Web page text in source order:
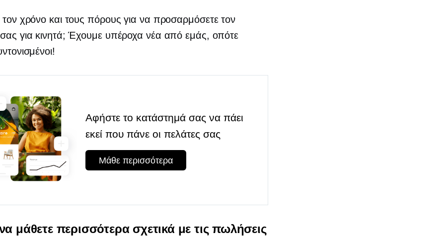
τον χρόνο και τους πόρους για να προσαρμόσετε τον
σας για κινητά; Έχουμε υπέροχα νέα από εμάς, οπότε
Αφήστε το κατάστημά σας να πάει
εκεί που πάνε οι πελάτες σας
Μάθε περισσότερα
μάθετε περισσότερα σχετικά με τις πωλήσεις